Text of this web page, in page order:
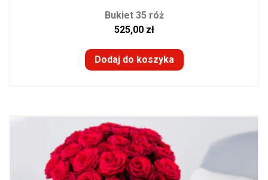
Bukiet 35 róż
525,00 zł
Dodaj do koszyka